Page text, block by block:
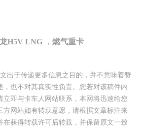
H5V LNG ， 燃气重卡
出于传递更多信息之目的，并不意味着赞
，也不对其真实性负责。您若对该稿件内
立即与卡车人网站联系，本网将迅速给您
方网站如有转载意愿，请根据文章标注来
在获得转载许可后转载，并保留原文一致